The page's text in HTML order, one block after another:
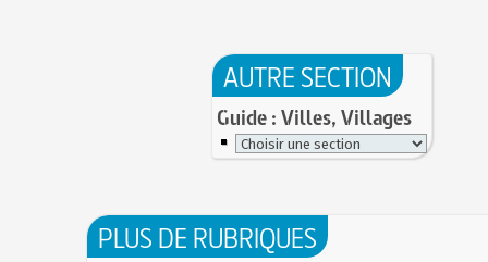
AUTRE SECTION
Guide : Villes, Villages
PLUS DE RUBRIQUES